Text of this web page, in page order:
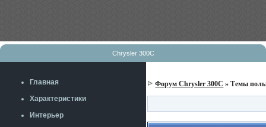
Chrysler 300C
Главная
Характеристики
Интерьер
Форум Chrysler 300C » Темы